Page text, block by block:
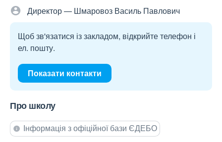
Директор — Шмаровоз Василь Павлович
Щоб зв'язатися із закладом, відкрийте телефон і
ел. пошту.
Показати контакти
Про школу
Інформація з офіційної бази ЄДЕБО